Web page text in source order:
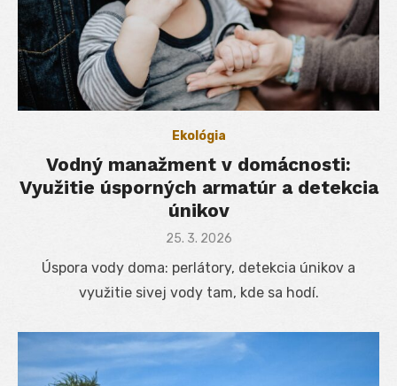
Ekológia
Vodný manažment v domácnosti:
Využitie úsporných armatúr a detekcia
únikov
Posted
25. 3. 2026
Úspora vody doma: perlátory, detekcia únikov a
využitie sivej vody tam, kde sa hodí.